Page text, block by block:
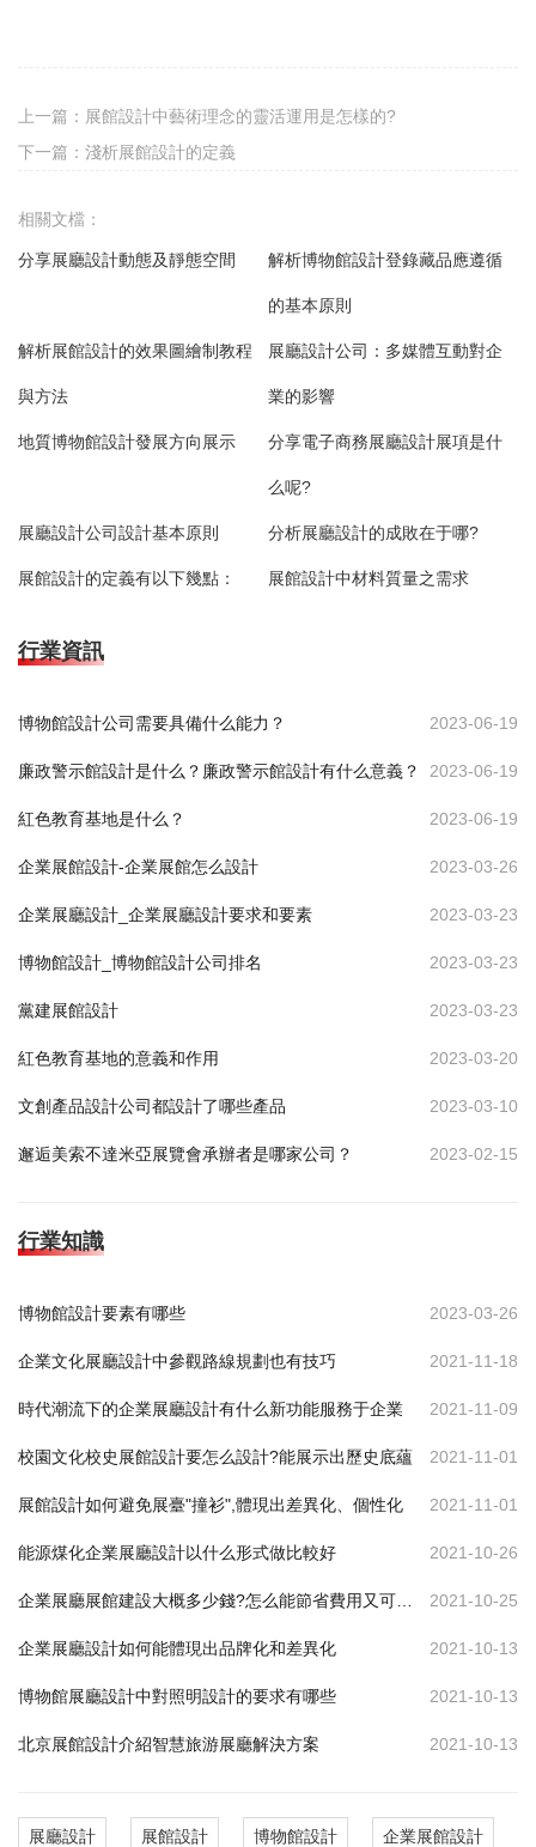
上一篇： 展館設計中藝術理念的靈活運用是怎樣的?
下一篇： 淺析展館設計的定義
相關文檔：
分享展廳設計動態及靜態空間 解析博物館設計登錄藏品應遵循
的基本原則
解析展館設計的效果圖繪制教程
與方法
展廳設計公司：多媒體互動對企
業的影響
地質博物館設計發展方向展示 分享電子商務展廳設計展項是什
么呢?
展廳設計公司設計基本原則 分析展廳設計的成敗在于哪?
展館設計的定義有以下幾點： 展館設計中材料質量之需求
行業資訊
博物館設計公司需要具備什么能力？ 2023-06-19
廉政警示館設計是什么？廉政警示館設計有什么意義？ 2023-06-19
紅色教育基地是什么？ 2023-06-19
企業展館設計-企業展館怎么設計 2023-03-26
企業展廳設計_企業展廳設計要求和要素 2023-03-23
博物館設計_博物館設計公司排名 2023-03-23
黨建展館設計 2023-03-23
紅色教育基地的意義和作用 2023-03-20
文創產品設計公司都設計了哪些產品 2023-03-10
邂逅美索不達米亞展覽會承辦者是哪家公司？ 2023-02-15
行業知識
博物館設計要素有哪些 2023-03-26
企業文化展廳設計中參觀路線規劃也有技巧 2021-11-18
時代潮流下的企業展廳設計有什么新功能服務于企業 2021-11-09
校園文化校史展館設計要怎么設計?能展示出歷史底蘊 2021-11-01
展館設計如何避免展臺"撞衫",體現出差異化、個性化 2021-11-01
能源煤化企業展廳設計以什么形式做比較好 2021-10-26
2021-10-25
企業展廳設計如何能體現出品牌化和差異化 2021-10-13
博物館展廳設計中對照明設計的要求有哪些 2021-10-13
北京展館設計介紹智慧旅游展廳解決方案 2021-10-13
展廳設計 展館設計 博物館設計 企業展館設計